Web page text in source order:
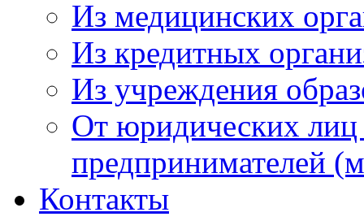
Из медицинских
Из кредитных
Из учреждения
От юридических
предпринимателей
Контакты